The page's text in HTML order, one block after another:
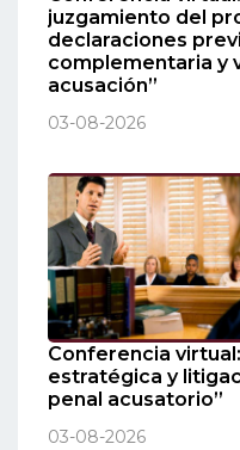
juzgamiento del
declaraciones
complementaria y
acusación”
03-08-2026
Conferencia
estratégica y
penal acusatorio”
03-08-2026